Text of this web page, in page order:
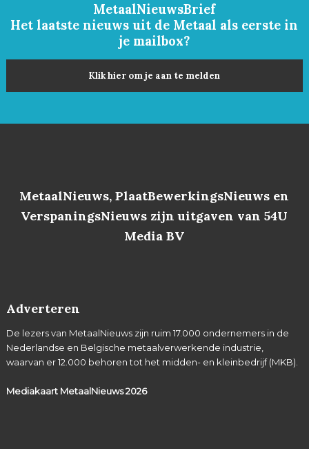
MetaalNieuwsBrief
Het laatste nieuws uit de Metaal als eerste in
je mailbox?
Klik hier om je aan te melden
MetaalNieuws, PlaatBewerkingsNieuws en
VerspaningsNieuws zijn uitgaven van 54U
Media BV
Adverteren
De lezers van MetaalNieuws zijn ruim 17.000 ondernemers in de
Nederlandse en Belgische metaalverwerkende industrie,
waarvan er 12.000 behoren tot het midden- en kleinbedrijf (MKB).
Mediakaart MetaalNieuws2026